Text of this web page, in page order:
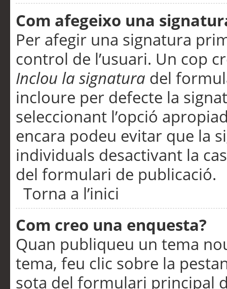
Com afegeixo una
Per afegir una signatura
control de l’usuari. Un cop
Inclou la signatura del
incloure per defecte la
seleccionant l’opció
encara podeu evitar que la
individuals desactivant la
del formulari de publicació.
Torna a l’inici
Com creo una enquesta?
Quan publiqueu un tema
tema, feu clic sobre la
sota del formulari principal